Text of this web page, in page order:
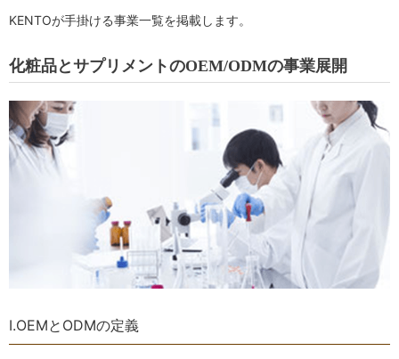
KENTOが手掛ける事業一覧を掲載します。
化粧品とサプリメントのOEM/ODMの事業展開
I.OEMとODMの定義